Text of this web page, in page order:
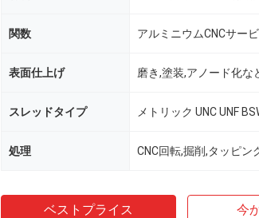
関数 アルミニウムCNCサー
表面仕上げ 磨き,塗装,アノード化な
スレッドタイプ メトリック UNC UNF
処理 CNC回転,掘削,タッピン
ベストプライス 今